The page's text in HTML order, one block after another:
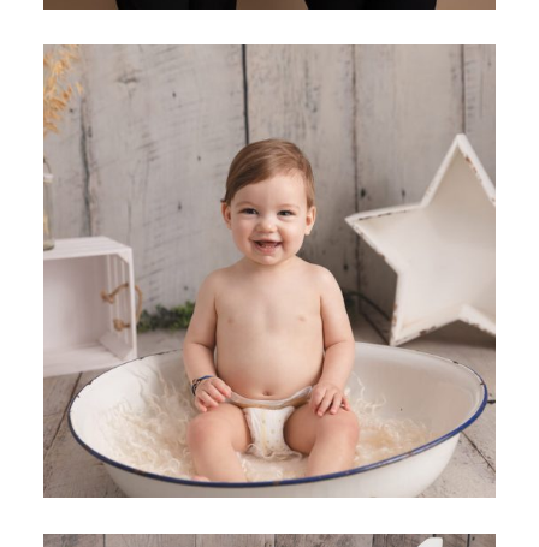
SHOOTING PHOTO GRAND BÉBÉ – ENGHIEN LES BAINS